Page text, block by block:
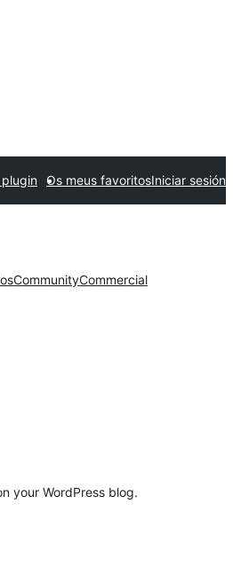
Os meus favoritosIniciar sesión
CommunityCommercial
your WordPress blog.